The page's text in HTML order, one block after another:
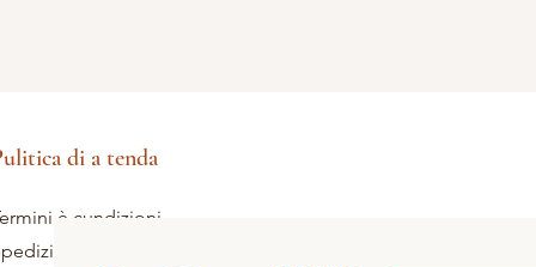
di a tenda
è cundizioni
è ritorni